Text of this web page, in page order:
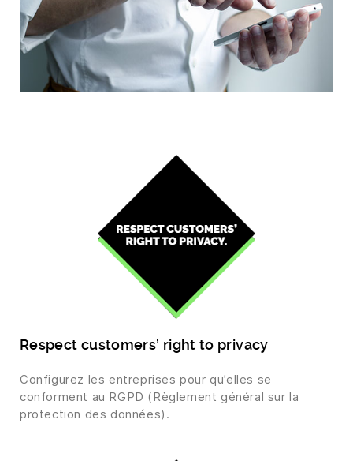
Respect customers’ right to privacy
Configurez les entreprises pour qu’elles se
conforment au RGPD (Règlement général sur la
protection des données).